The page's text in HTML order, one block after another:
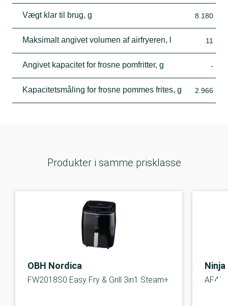
Vægt klar til brug, g 8.180
Maksimalt angivet volumen af airfryeren, l 11
Angivet kapacitet for frosne pomfritter, g -
Kapacitetsmåling for frosne pommes frites, g 2.966
Produkter i samme prisklasse
OBH Nordica
FW2018S0 Easy Fry & Grill 3in1 Steam+
Ninja